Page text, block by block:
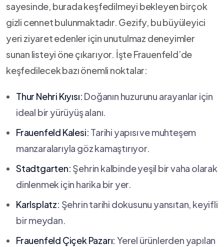
sayesinde, burada keşfedilmeyi bekleyen birçok
gizli cennet bulunmaktadır. Gezify, bu büyüleyici
yeri ziyaret edenler için unutulmaz deneyimler⁤
sunan ⁣listeyi⁣ öne çıkarıyor. İşte Frauenfeld’de
keşfedilecek bazı önemli⁣ noktalar:
Thur Nehri Kıyısı: Doğanın huzurunu arayanlar için
ideal bir ​yürüyüş alanı.
Frauenfeld Kalesi: Tarihi yapısı ve muhteşem
manzaralarıyla göz kamaştırıyor.
Stadtgarten: Şehrin kalbinde yeşil⁢ bir vaha olarak
dinlenmek için harika bir yer.
Karlsplatz: Şehrin tarihi dokusunu yansıtan, keyifli
bir ⁢meydan.
Frauenfeld Çiçek Pazarı: Yerel ürünlerden yapılan